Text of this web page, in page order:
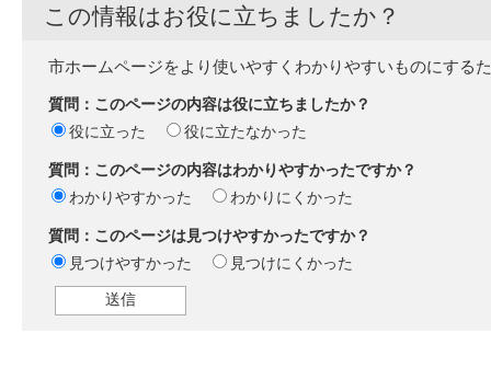
この情報はお役に立ちましたか？
市ホームページをより使いやすくわかりやすいものにする
質問：このページの内容は役に立ちましたか？
役に立った
役に立たなかった
質問：このページの内容はわかりやすかったですか？
わかりやすかった
わかりにくかった
質問：このページは見つけやすかったですか？
見つけやすかった
見つけにくかった